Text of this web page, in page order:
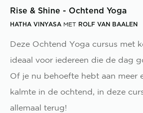
Rise & Shine - Ochtend Yoga
HATHA VINYASAMET ROLF VAN BAALEN
Deze Ochtend Yoga cursus met
ideaal voor iedereen die de dag
Of je nu behoefte hebt aan meer
kalmte in de ochtend, in deze
allemaal terug!